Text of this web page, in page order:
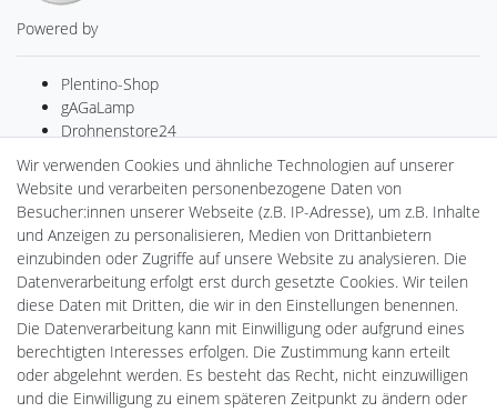
Powered by
Plentino-Shop
gAGaLamp
Drohnenstore24
Batteriespeicher
PlentiSolar
Gebrauchtlicht
Ledkauf
DEYESOLAR
Lightech Connect
CardanLight Europe
FORTIMO LEDs
LED-RETROSHOP
Wallbox24
Wir verwenden Cookies und ähnliche Technologien auf unserer
Website und verarbeiten personenbezogene Daten von
Besucher:innen unserer Webseite (z.B. IP-Adresse), um z.B. Inhalte
und Anzeigen zu personalisieren, Medien von Drittanbietern
einzubinden oder Zugriffe auf unsere Website zu analysieren. Die
Datenverarbeitung erfolgt erst durch gesetzte Cookies. Wir teilen
diese Daten mit Dritten, die wir in den Einstellungen benennen.
Die Datenverarbeitung kann mit Einwilligung oder aufgrund eines
berechtigten Interesses erfolgen. Die Zustimmung kann erteilt
oder abgelehnt werden. Es besteht das Recht, nicht einzuwilligen
und die Einwilligung zu einem späteren Zeitpunkt zu ändern oder